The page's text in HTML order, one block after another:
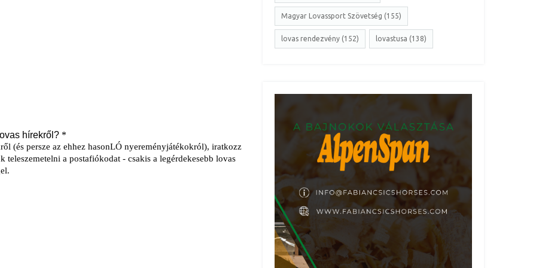
Magyar Lovassport Szövetség (155)
lovas rendezvény (152) lovastusa (138)